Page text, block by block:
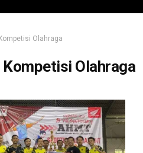
Kompetisi Olahraga
Kompetisi Olahraga